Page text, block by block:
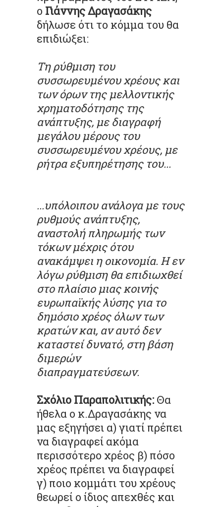
ο Γιάννης Δραγασάκης
δήλωσε ότι το κόμμα του θα
επιδιώξει:
Τη ρύθμιση του
συσσωρευμένου χρέους και
των όρων της μελλοντικής
χρηματοδότησης της
ανάπτυξης, με διαγραφή
μεγάλου μέρους του
συσσωρευμένου χρέους, με
ρήτρα εξυπηρέτησης του...
...υπόλοιπου ανάλογα με τους
ρυθμούς ανάπτυξης,
αναστολή πληρωμής των
τόκων μέχρις ότου
ανακάμψει η οικονομία. Η εν
λόγω ρύθμιση θα επιδιωχθεί
στο πλαίσιο μιας κοινής
ευρωπαϊκής λύσης για το
δημόσιο χρέος όλων των
κρατών και, αν αυτό δεν
καταστεί δυνατό, στη βάση
διμερών
διαπραγματεύσεων.
Σχόλιο Παραπολιτικής: Θα
ήθελα ο κ.Δραγασάκης να
μας εξηγήσει α) γιατί πρέπει
να διαγραφεί ακόμα
περισσότερο χρέος β) πόσο
χρέος πρέπει να διαγραφεί
γ) ποιο κομμάτι του χρέους
θεωρεί ο ίδιος απεχθές και